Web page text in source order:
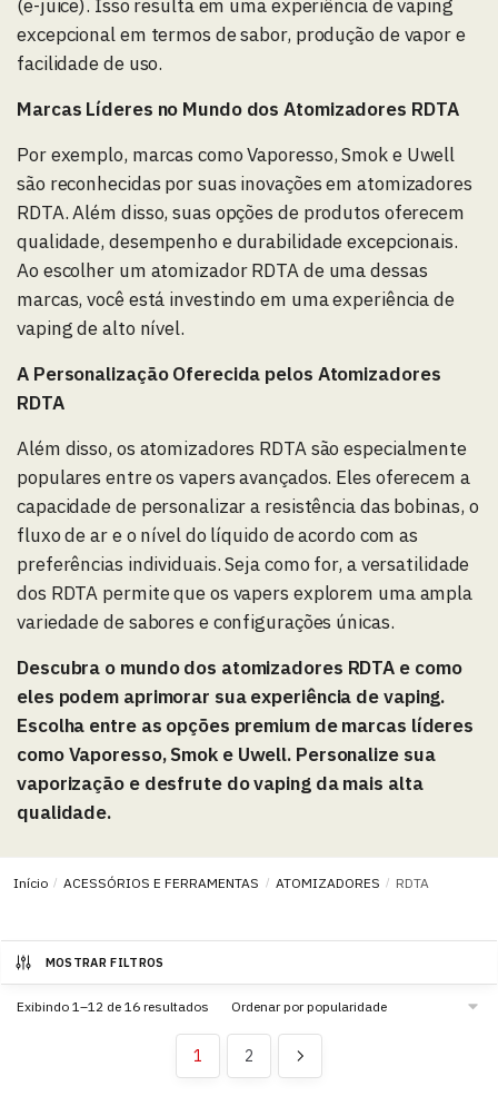
(e-juice). Isso resulta em uma experiência de vaping
excepcional em termos de sabor, produção de vapor e
facilidade de uso.
Marcas Líderes no Mundo dos Atomizadores RDTA
Por exemplo, marcas como Vaporesso, Smok e Uwell
são reconhecidas por suas inovações em atomizadores
RDTA. Além disso, suas opções de produtos oferecem
qualidade, desempenho e durabilidade excepcionais.
Ao escolher um atomizador RDTA de uma dessas
marcas, você está investindo em uma experiência de
vaping de alto nível.
A Personalização Oferecida pelos Atomizadores
RDTA
Além disso, os atomizadores RDTA são especialmente
populares entre os vapers avançados. Eles oferecem a
capacidade de personalizar a resistência das bobinas, o
fluxo de ar e o nível do líquido de acordo com as
preferências individuais. Seja como for, a versatilidade
dos RDTA permite que os vapers explorem uma ampla
variedade de sabores e configurações únicas.
Descubra o mundo dos atomizadores RDTA e como
eles podem aprimorar sua experiência de vaping.
Escolha entre as opções premium de marcas líderes
como Vaporesso, Smok e Uwell. Personalize sua
vaporização e desfrute do vaping da mais alta
qualidade.
Início / ACESSÓRIOS E FERRAMENTAS / ATOMIZADORES / RDTA
MOSTRAR FILTROS
Exibindo 1–12 de 16 resultados
1 2